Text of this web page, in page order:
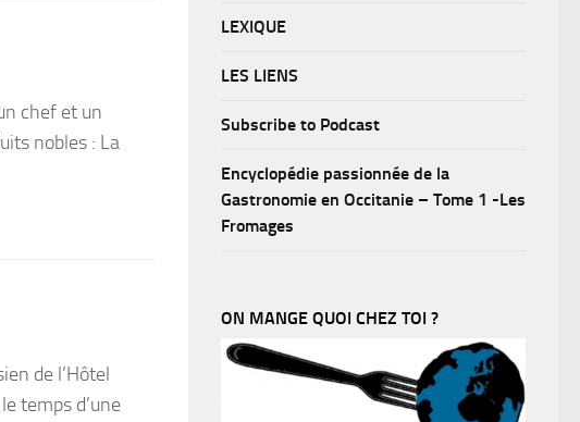
chef et un
nobles : La
de l’Hôtel
temps d’une
LEXIQUE
LES LIENS
Subscribe to Podcast
Encyclopédie passionnée de la
Gastronomie en Occitanie – Tome 1 -Les
Fromages
ON MANGE QUOI CHEZ TOI ?